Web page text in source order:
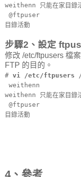
weithenn 只能在家目錄
@ftpuser //
目錄活動
步驟2、設定
修改 /etc/ftpusers 檔
FTP 的目的。
# vi /etc/ftpusers
weithenn //
weithenn 只能在家目錄
@ftpuser //
目錄活動
4、參考